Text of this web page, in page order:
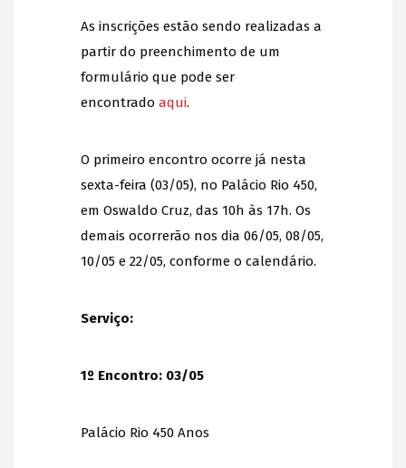
As inscrições estão sendo realizadas a
partir do preenchimento de um
formulário que pode ser
encontrado aqui.
O primeiro encontro ocorre já nesta
sexta-feira (03/05), no Palácio Rio 450,
em Oswaldo Cruz, das 10h às 17h. Os
demais ocorrerão nos dia 06/05, 08/05,
10/05 e 22/05, conforme o calendário.
Serviço:
1º Encontro: 03/05
Palácio Rio 450 Anos